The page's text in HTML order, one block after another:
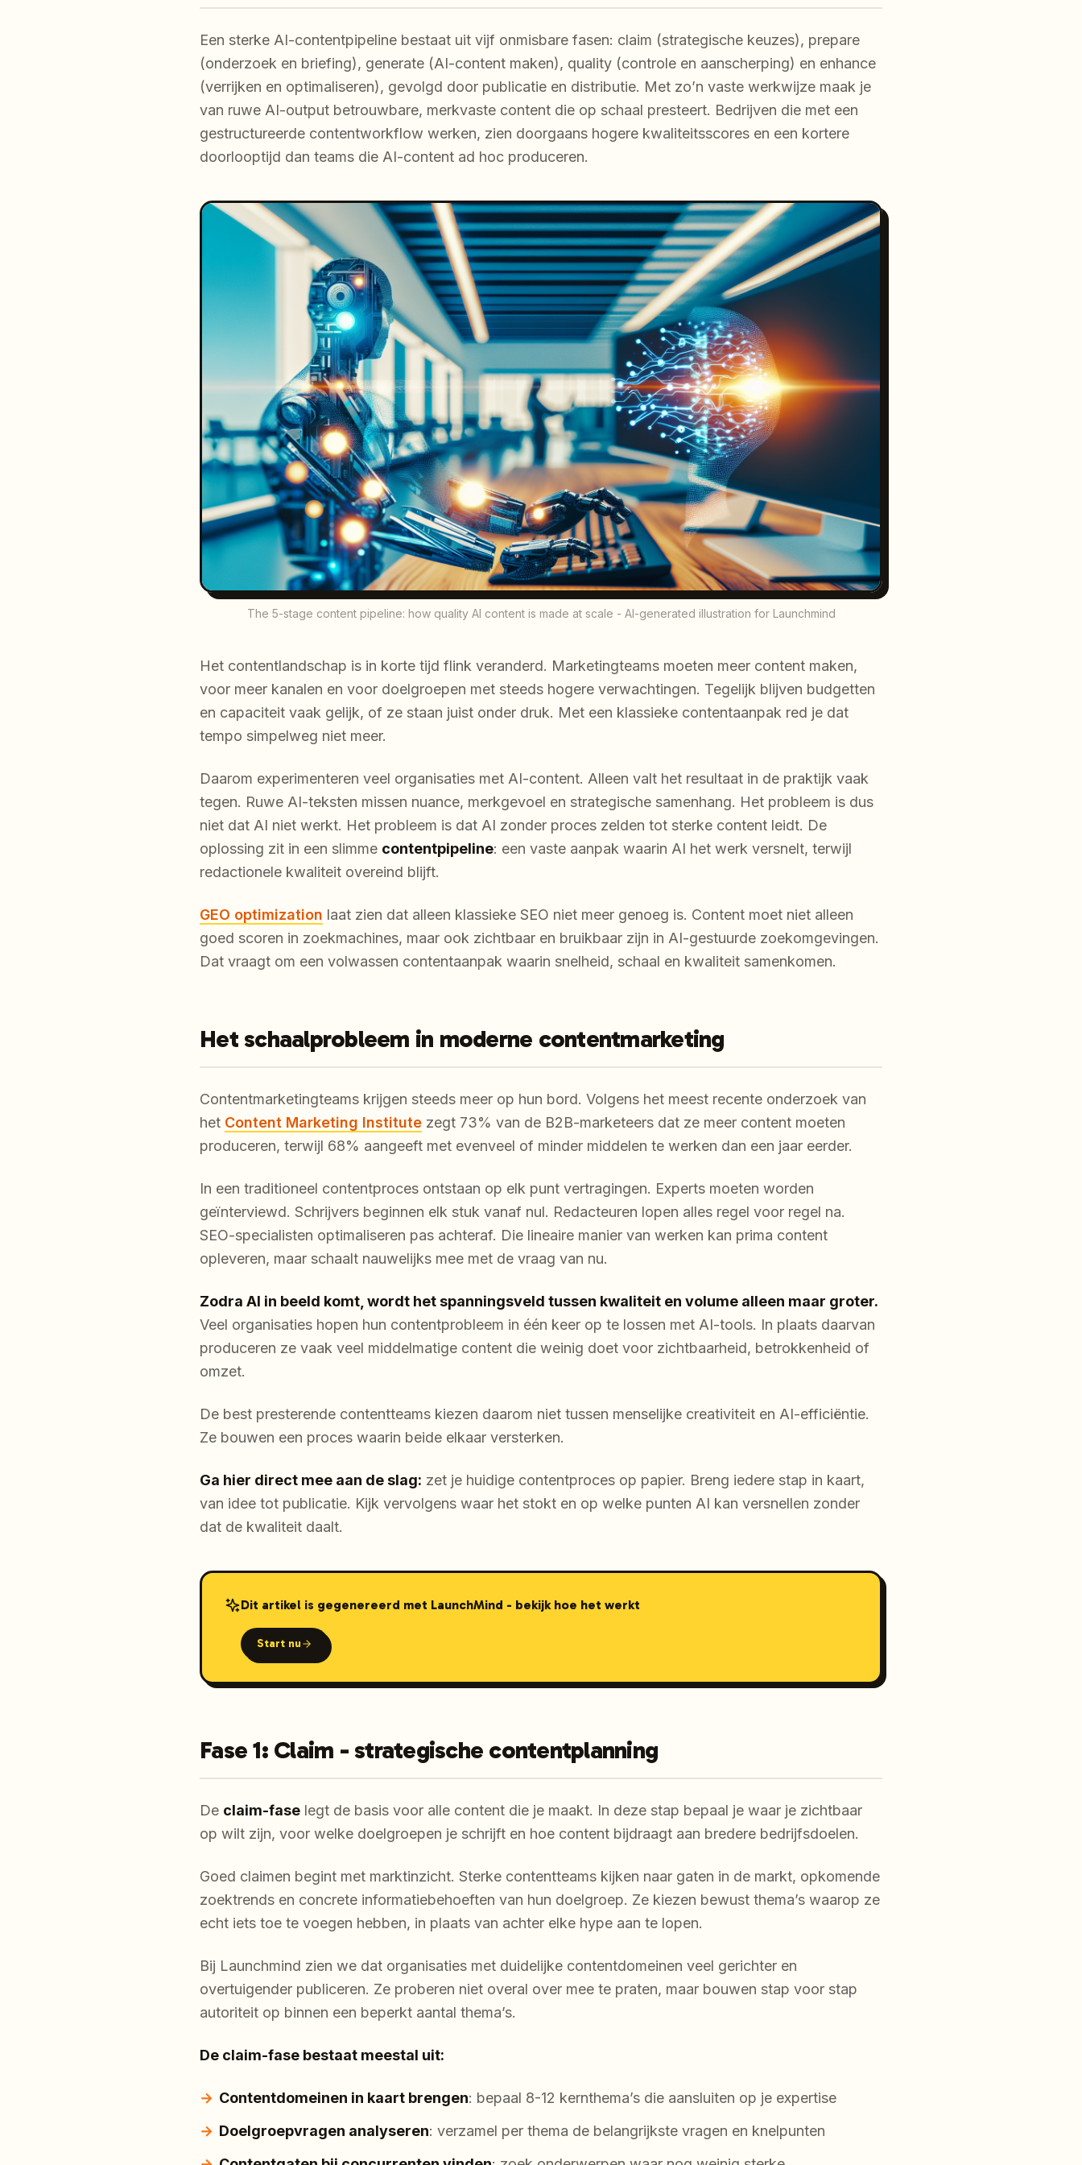
Een sterke AI-contentpipeline bestaat uit vijf onmisbare fasen: claim (strategische keuzes), prepare
(onderzoek en briefing), generate (AI-content maken), quality (controle en aanscherping) en enhance
(verrijken en optimaliseren), gevolgd door publicatie en distributie. Met zo’n vaste werkwijze maak je
van ruwe AI-output betrouwbare, merkvaste content die op schaal presteert. Bedrijven die met een
gestructureerde contentworkflow werken, zien doorgaans hogere kwaliteitsscores en een kortere
doorlooptijd dan teams die AI-content ad hoc produceren.
The 5-stage content pipeline: how quality AI content is made at scale - AI-generated illustration for Launchmind
Het contentlandschap is in korte tijd flink veranderd. Marketingteams moeten meer content maken,
voor meer kanalen en voor doelgroepen met steeds hogere verwachtingen. Tegelijk blijven budgetten
en capaciteit vaak gelijk, of ze staan juist onder druk. Met een klassieke contentaanpak red je dat
tempo simpelweg niet meer.
Daarom experimenteren veel organisaties met AI-content. Alleen valt het resultaat in de praktijk vaak
tegen. Ruwe AI-teksten missen nuance, merkgevoel en strategische samenhang. Het probleem is dus
niet dat AI niet werkt. Het probleem is dat AI zonder proces zelden tot sterke content leidt. De
oplossing zit in een slimme contentpipeline: een vaste aanpak waarin AI het werk versnelt, terwijl
redactionele kwaliteit overeind blijft.
GEO optimization laat zien dat alleen klassieke SEO niet meer genoeg is. Content moet niet alleen
goed scoren in zoekmachines, maar ook zichtbaar en bruikbaar zijn in AI-gestuurde zoekomgevingen.
Dat vraagt om een volwassen contentaanpak waarin snelheid, schaal en kwaliteit samenkomen.
Het schaalprobleem in moderne contentmarketing
Contentmarketingteams krijgen steeds meer op hun bord. Volgens het meest recente onderzoek van
het Content Marketing Institute zegt 73% van de B2B-marketeers dat ze meer content moeten
produceren, terwijl 68% aangeeft met evenveel of minder middelen te werken dan een jaar eerder.
In een traditioneel contentproces ontstaan op elk punt vertragingen. Experts moeten worden
geïnterviewd. Schrijvers beginnen elk stuk vanaf nul. Redacteuren lopen alles regel voor regel na.
SEO-specialisten optimaliseren pas achteraf. Die lineaire manier van werken kan prima content
opleveren, maar schaalt nauwelijks mee met de vraag van nu.
Zodra AI in beeld komt, wordt het spanningsveld tussen kwaliteit en volume alleen maar groter.
Veel organisaties hopen hun contentprobleem in één keer op te lossen met AI-tools. In plaats daarvan
produceren ze vaak veel middelmatige content die weinig doet voor zichtbaarheid, betrokkenheid of
omzet.
De best presterende contentteams kiezen daarom niet tussen menselijke creativiteit en AI-efficiëntie.
Ze bouwen een proces waarin beide elkaar versterken.
Ga hier direct mee aan de slag: zet je huidige contentproces op papier. Breng iedere stap in kaart,
van idee tot publicatie. Kijk vervolgens waar het stokt en op welke punten AI kan versnellen zonder
dat de kwaliteit daalt.
Dit artikel is gegenereerd met LaunchMind - bekijk hoe het werkt
Start nu
Fase 1: Claim - strategische contentplanning
De claim-fase legt de basis voor alle content die je maakt. In deze stap bepaal je waar je zichtbaar
op wilt zijn, voor welke doelgroepen je schrijft en hoe content bijdraagt aan bredere bedrijfsdoelen.
Goed claimen begint met marktinzicht. Sterke contentteams kijken naar gaten in de markt, opkomende
zoektrends en concrete informatiebehoeften van hun doelgroep. Ze kiezen bewust thema’s waarop ze
echt iets toe te voegen hebben, in plaats van achter elke hype aan te lopen.
Bij Launchmind zien we dat organisaties met duidelijke contentdomeinen veel gerichter en
overtuigender publiceren. Ze proberen niet overal over mee te praten, maar bouwen stap voor stap
autoriteit op binnen een beperkt aantal thema’s.
De claim-fase bestaat meestal uit:
Contentdomeinen in kaart brengen: bepaal 8-12 kernthema’s die aansluiten op je expertise
Doelgroepvragen analyseren: verzamel per thema de belangrijkste vragen en knelpunten